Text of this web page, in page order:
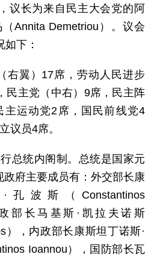
议长为来自民主大会党的阿
Annita Demetriou）。议会
下：
右翼）17席，劳动人民进步
民主党（中右）9席，民主阵
主运动党2席，国民前线党4
议员4席。
总统内阁制。总统是国家元
政府主要成员有：外交部长康
波斯（Constantinos
部长马基斯·凯拉夫诺斯
），内政部长康斯坦丁诺斯·
Ioannou），国防部长瓦